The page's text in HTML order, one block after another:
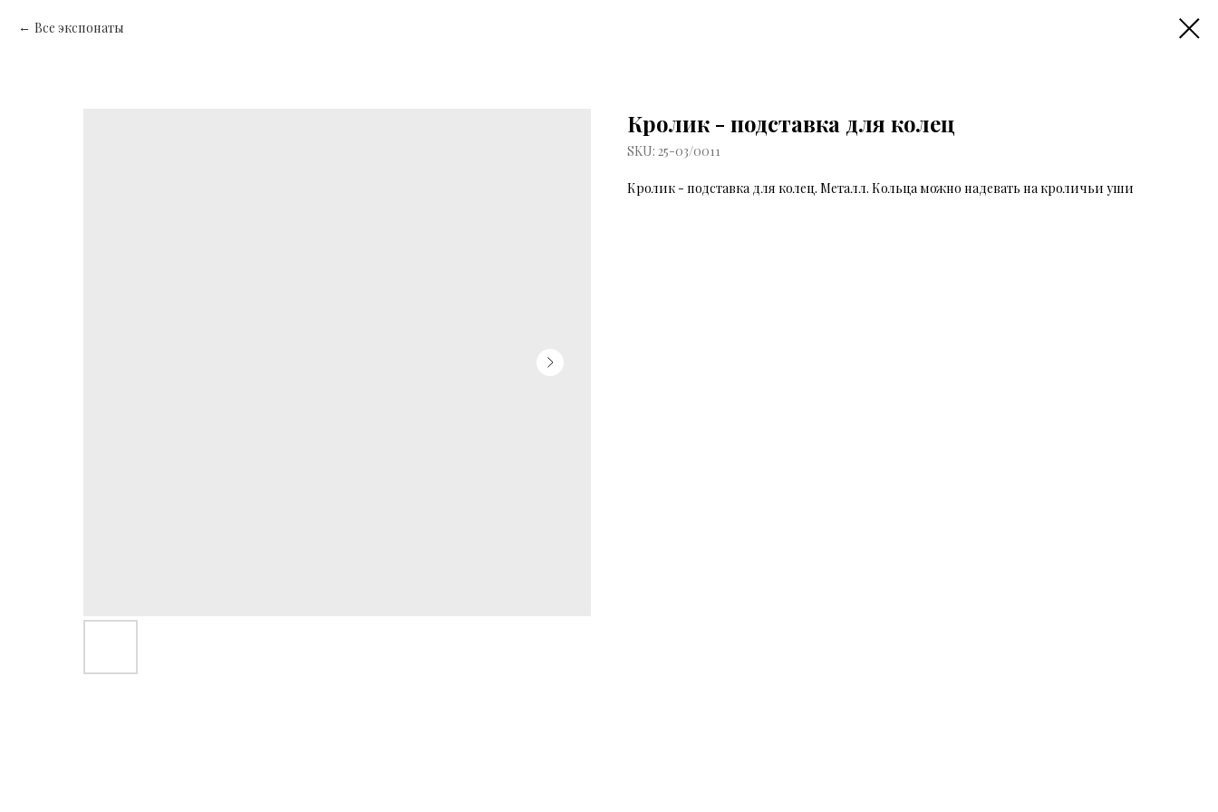
Все экспонаты
Кролик - подставка для колец
SKU: 25-03/0011
Кролик - подставка для колец. Металл. Кольца можно надевать на кроличьи уши